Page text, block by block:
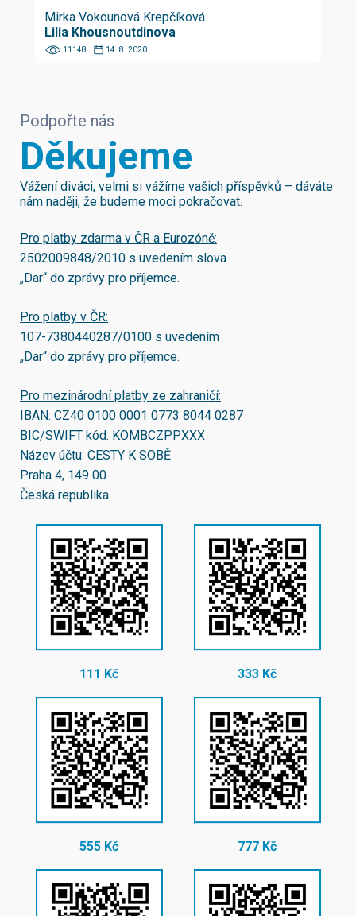
Mirka Vokounová Krepčíková
Lilia Khousnoutdinova
11148 14. 8. 2020
Podpořte nás
Děkujeme
Vážení diváci, velmi si vážíme vašich příspěvků – dáváte
nám naději, že budeme moci pokračovat.
Pro platby zdarma v ČR a Eurozóně:
2502009848/2010 s uvedením slova
„Dar“ do zprávy pro příjemce.
Pro platby v ČR:
107-7380440287/0100 s uvedením
„Dar“ do zprávy pro příjemce.
Pro mezinárodní platby ze zahraničí:
IBAN: CZ40 0100 0001 0773 8044 0287
BIC/SWIFT kód: KOMBCZPPXXX
Název účtu: CESTY K SOBĚ
Praha 4, 149 00
Česká republika
111 Kč 333 Kč
555 Kč 777 Kč